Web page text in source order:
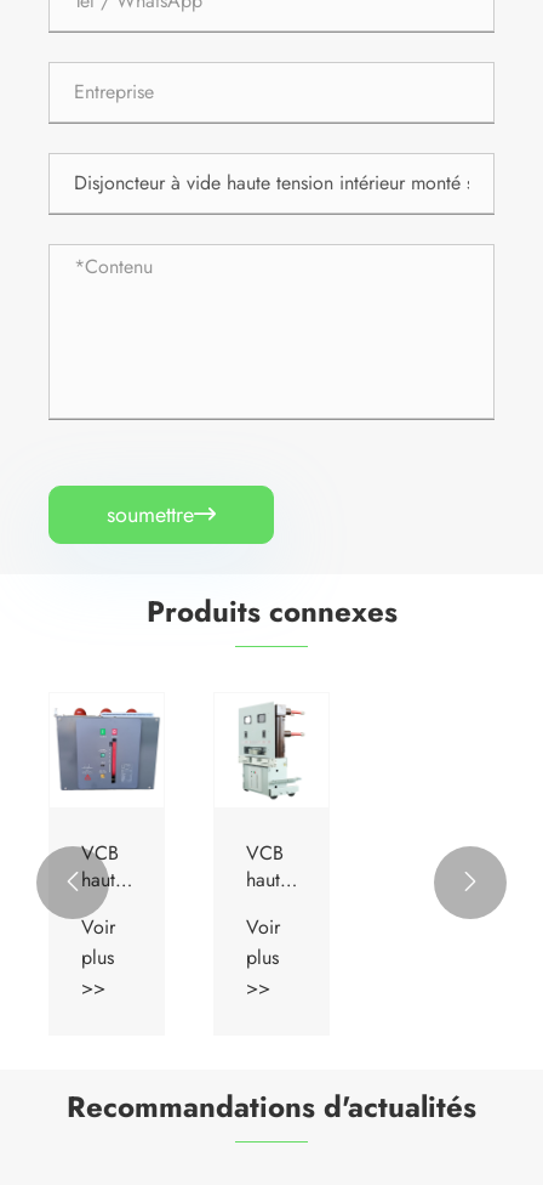
soumettre
Produits connexes
VCB
haute
tension
d'intérieur
ZN63
VS1
Voir
plus
>>
VCB
haute
d'intérieur
ZN85
Voir
plus
>>
 
Recommandations d'actualités